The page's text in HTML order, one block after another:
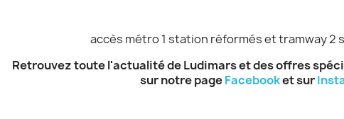
accès métro 1 station réformés et tramway 2
Retrouvez toute l'actualité de Ludimars et des offres
sur notre pageFacebooket sur